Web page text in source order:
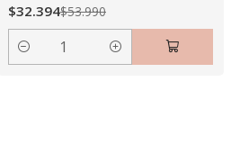
$32.394$53.990
Cantidad